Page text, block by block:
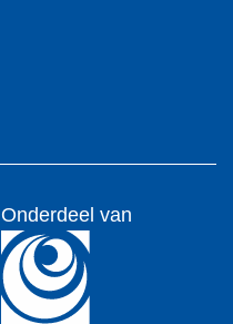
Onderdeel van